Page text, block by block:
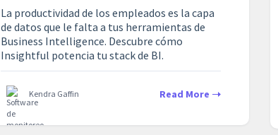
La productividad de los empleados es la capa
de datos que le falta a tus herramientas de
Business Intelligence. Descubre cómo
Insightful potencia tu stack de BI.
Kendra Gaffin Read More